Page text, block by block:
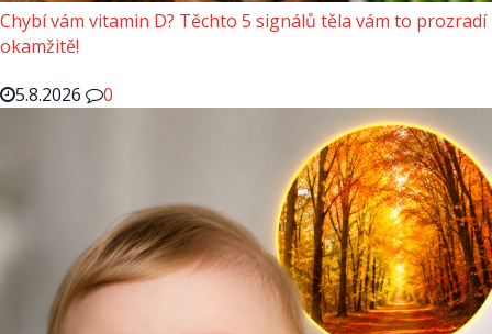
Chybí vám vitamin D? Těchto 5 signálů těla vám to prozradí
okamžitě!
5.8.2026
0